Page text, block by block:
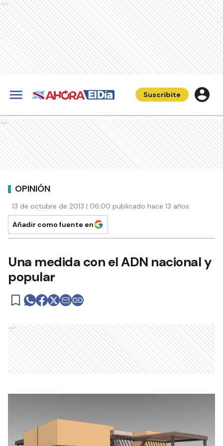
Ads
Suscribite
Ads
OPINIÓN
13 de octubre de 2013 | 06:00 publicado hace 13 años
Añadir como fuente en
Una medida con el ADN nacional y
popular
Ads